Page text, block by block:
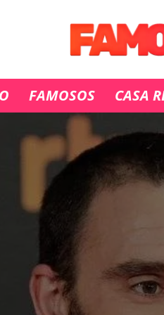
FAMOSOS CASA